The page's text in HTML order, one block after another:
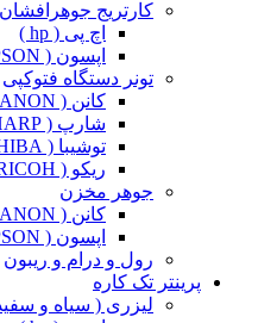
کارتریج
اچ پی ( hp )
اپسون ( EPSON )
تونر دستگاه فتوکپی
کانن ( CANON )
شارپ ( SHARP )
توشیبا ( TOSHIBA )
ریکو ( RICOH )
جوهر مخزن
کانن ( CANON )
اپسون ( EPSON )
رول و درام و ریبون
پرینتر تک کاره
لیزری ( سیاه و